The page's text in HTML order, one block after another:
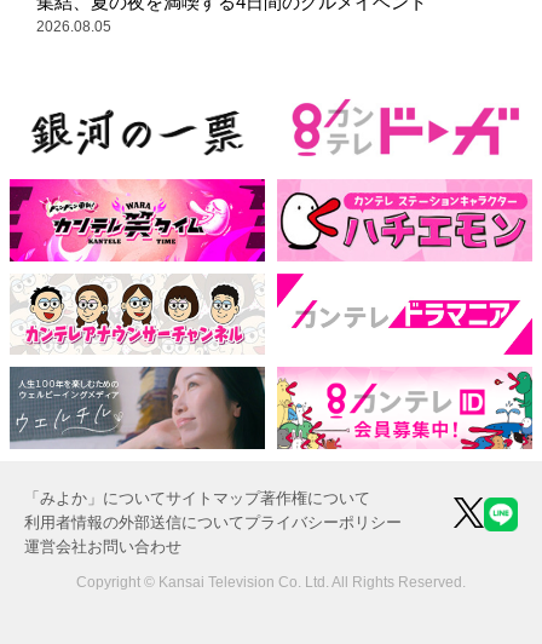
2026.08.05
「みよか」についてサイトマップ著作権について
利用者情報の外部送信についてプライバシーポリシー
運営会社お問い合わせ
Copyright © Kansai Television Co. Ltd. All Rights Reserved.